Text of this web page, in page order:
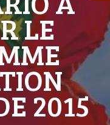
LE
2015